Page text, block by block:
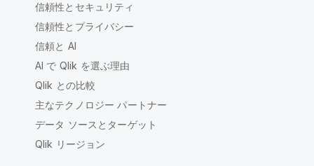
信頼性とセキュリティ
信頼性とプライバシー
信頼と AI
AI で Qlik を選ぶ理由
Qlik との比較
主なテクノロジー パートナー
データ ソースとターゲット
Qlik リージョン